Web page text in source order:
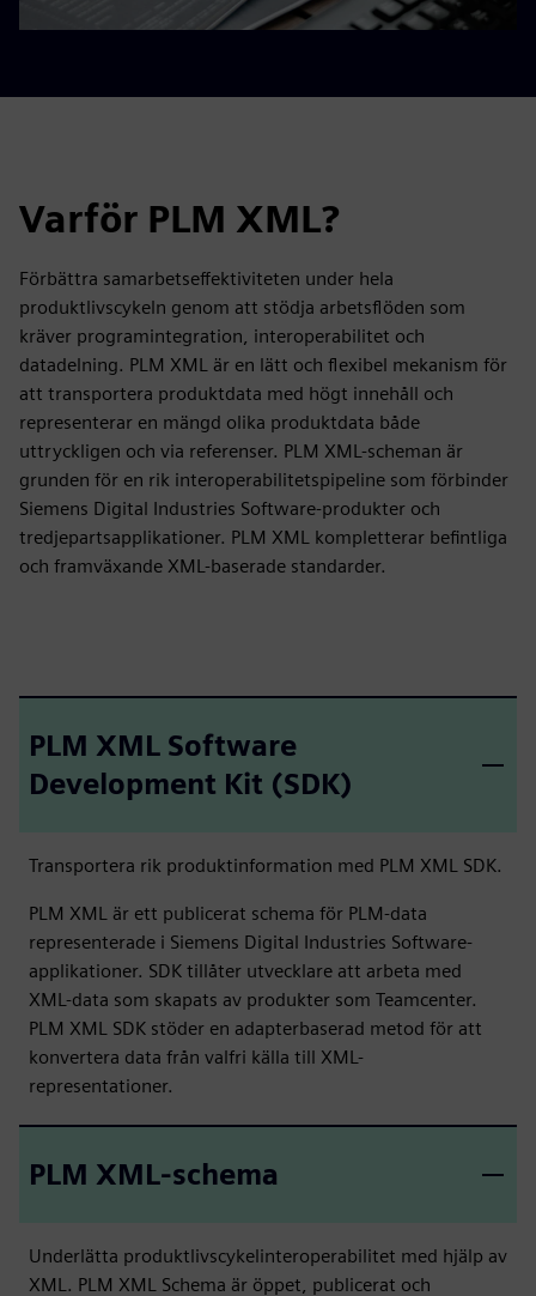
Varför PLM XML?
Förbättra samarbetseffektiviteten under hela
produktlivscykeln genom att stödja arbetsflöden som
kräver programintegration, interoperabilitet och
datadelning. PLM XML är en lätt och flexibel mekanism för
att transportera produktdata med högt innehåll och
representerar en mängd olika produktdata både
uttryckligen och via referenser. PLM XML-scheman är
grunden för en rik interoperabilitetspipeline som förbinder
Siemens Digital Industries Software-produkter och
tredjepartsapplikationer. PLM XML kompletterar befintliga
och framväxande XML-baserade standarder.
PLM XML Software
Development Kit (SDK)
Transportera rik produktinformation med PLM XML SDK.
PLM XML är ett publicerat schema för PLM-data
representerade i Siemens Digital Industries Software-
applikationer. SDK tillåter utvecklare att arbeta med
XML-data som skapats av produkter som Teamcenter.
PLM XML SDK stöder en adapterbaserad metod för att
konvertera data från valfri källa till XML-
representationer.
PLM XML-schema
Underlätta produktlivscykelinteroperabilitet med hjälp av
XML. PLM XML Schema är öppet, publicerat och